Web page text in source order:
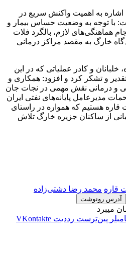
اشاره به اهمیت واکنش سریع در
با توجه به وضعیت حساس بیمار و
هماهنگی‌های لازم، بالگرد فلات
خارگ به مقصد مراکز درمانی
و کادر عملیاتی که در این
و تشکر کرد و افزود: همکاری و
و درمانی نقش مهمی در نجات جان
مدیرعامل پایانه‌های نفتی ایران
هستیم که همواره در راستای
از ساکنان جزیره خارگ تلاش
قاره محمد رضا دشتی‌زاده
آدرس رونوشت
‫پین‌ترست ‫رددیت ‫VKontakte